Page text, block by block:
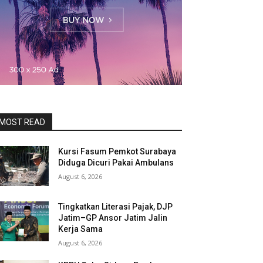
READ
Kursi Fasum Pemkot Surabaya
Diduga Dicuri Pakai Ambulans
August 6, 2026
Tingkatkan Literasi Pajak, DJP
Jatim–GP Ansor Jatim Jalin
Kerja Sama
August 6, 2026